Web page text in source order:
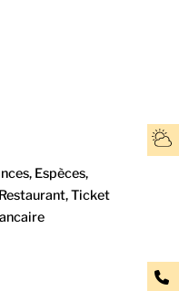
Espèces
Ticket